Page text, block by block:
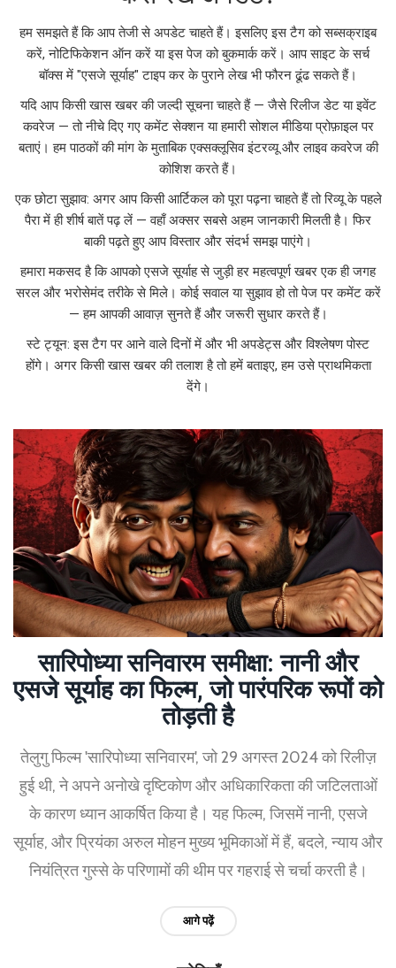
हम समझते हैं कि आप तेजी से अपडेट चाहते हैं। इसलिए इस टैग को सब्सक्राइब
करें, नोटिफिकेशन ऑन करें या इस पेज को बुकमार्क करें। आप साइट के सर्च
बॉक्स में "एसजे सूर्याह" टाइप कर के पुराने लेख भी फौरन ढूंढ सकते हैं।
यदि आप किसी खास खबर की जल्दी सूचना चाहते हैं — जैसे रिलीज डेट या इवेंट
कवरेज — तो नीचे दिए गए कमेंट सेक्शन या हमारी सोशल मीडिया प्रोफ़ाइल पर
बताएं। हम पाठकों की मांग के मुताबिक एक्सक्लूसिव इंटरव्यू और लाइव कवरेज की
कोशिश करते हैं।
एक छोटा सुझाव: अगर आप किसी आर्टिकल को पूरा पढ़ना चाहते हैं तो रिव्यू के पहले
पैरा में ही शीर्ष बातें पढ़ लें — वहाँ अक्सर सबसे अहम जानकारी मिलती है। फिर
बाकी पढ़ते हुए आप विस्तार और संदर्भ समझ पाएंगे।
हमारा मकसद है कि आपको एसजे सूर्याह से जुड़ी हर महत्वपूर्ण खबर एक ही जगह
सरल और भरोसेमंद तरीके से मिले। कोई सवाल या सुझाव हो तो पेज पर कमेंट करें
— हम आपकी आवाज़ सुनते हैं और जरूरी सुधार करते हैं।
स्टे ट्यून: इस टैग पर आने वाले दिनों में और भी अपडेट्स और विश्लेषण पोस्ट
होंगे। अगर किसी खास खबर की तलाश है तो हमें बताइए, हम उसे प्राथमिकता
देंगे।
सारिपोध्या सनिवारम समीक्षा: नानी और
एसजे सूर्याह का फ‍िल्म, जो पारंपरिक रूपों को
तोड़ती है
तेलुगु फिल्म 'सारिपोध्या सनिवारम', जो 29 अगस्त 2024 को रिलीज़
हुई थी, ने अपने अनोखे दृष्टिकोण और अधिकारिकता की जटिलताओं
के कारण ध्यान आकर्षित किया है। यह फिल्म, जिसमें नानी, एसजे
सूर्याह, और प्रियंका अरुल मोहन मुख्य भूमिकाओं में हैं, बदले, न्याय और
नियंत्रित गुस्से के परिणामों की थीम पर गहराई से चर्चा करती है।
आगे पढ़ें